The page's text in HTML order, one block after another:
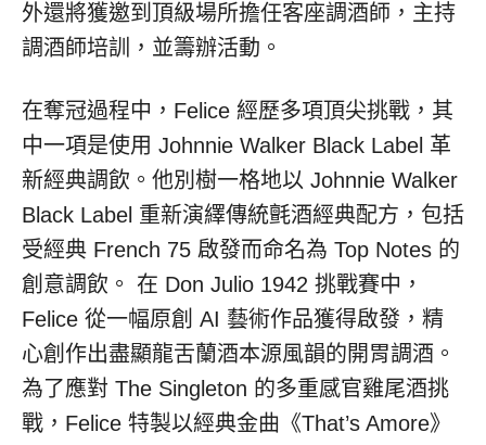
外還將獲邀到頂級場所擔任客座調酒師，主持
調酒師培訓，並籌辦活動。
在奪冠過程中，Felice 經歷多項頂尖挑戰，其
中一項是使用 Johnnie Walker Black Label 革
新經典調飲。他別樹一格地以 Johnnie Walker
Black Label 重新演繹傳統氈酒經典配方，包括
受經典 French 75 啟發而命名為 Top Notes 的
創意調飲。 在 Don Julio 1942 挑戰賽中，
Felice 從一幅原創 AI 藝術作品獲得啟發，精
心創作出盡顯龍舌蘭酒本源風韻的開胃調酒。
為了應對 The Singleton 的多重感官雞尾酒挑
戰，Felice 特製以經典金曲《That’s Amore》